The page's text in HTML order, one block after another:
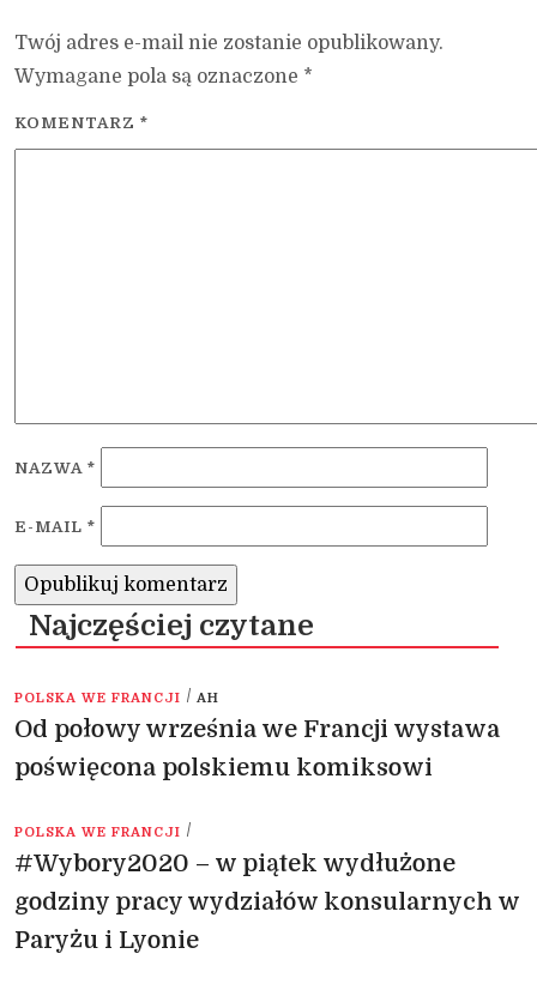
Twój adres e-mail nie zostanie opublikowany.
Wymagane pola są oznaczone *
KOMENTARZ *
NAZWA *
E-MAIL *
Najczęściej czytane
POLSKA WE FRANCJI / AH
Od połowy września we Francji wystawa
poświęcona polskiemu komiksowi
POLSKA WE FRANCJI /
#Wybory2020 – w piątek wydłużone
godziny pracy wydziałów konsularnych w
Paryżu i Lyonie